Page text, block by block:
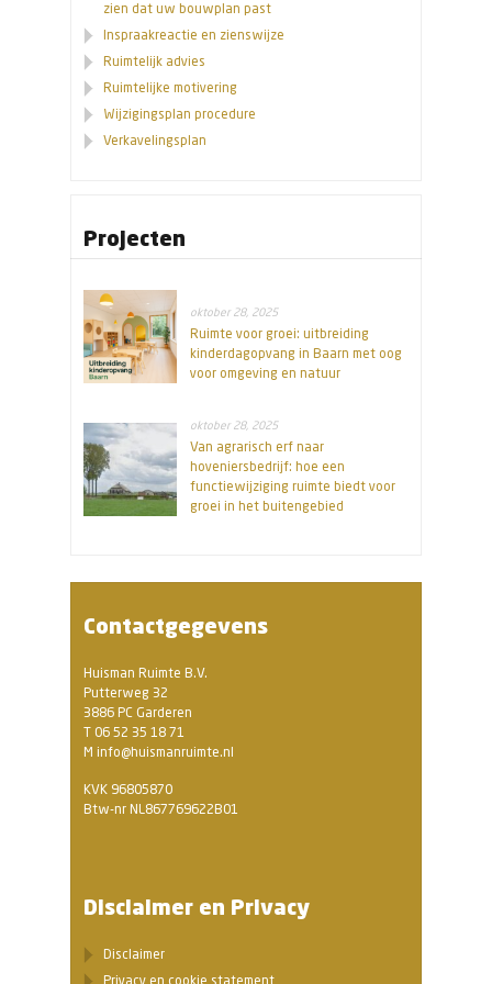
zien dat uw bouwplan past
Inspraakreactie en zienswijze
Ruimtelijk advies
Ruimtelijke motivering
Wijzigingsplan procedure
Verkavelingsplan
Projecten
oktober 28, 2025
Ruimte voor groei: uitbreiding
kinderdagopvang in Baarn met oog
voor omgeving en natuur
oktober 28, 2025
Van agrarisch erf naar
hoveniersbedrijf: hoe een
functiewijziging ruimte biedt voor
groei in het buitengebied
Contactgegevens
Huisman Ruimte B.V.
Putterweg 32
3886 PC Garderen
T 06 52 35 18 71
M info@huismanruimte.nl
KVK 96805870
Btw-nr NL867769622B01
Disclaimer en Privacy
Disclaimer
Privacy en cookie statement